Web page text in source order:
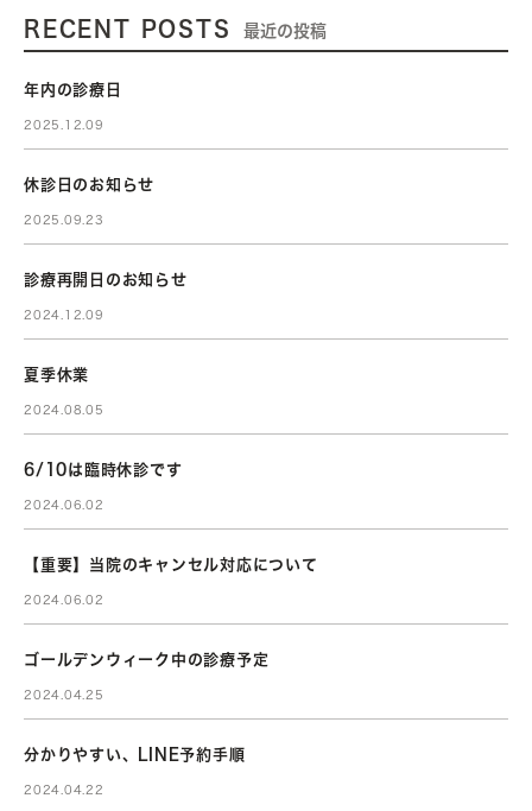
RECENT POSTS 最近の投稿
年内の診療日
2025.12.09
休診日のお知らせ
2025.09.23
診療再開日のお知らせ
2024.12.09
夏季休業
2024.08.05
6/10は臨時休診です
2024.06.02
【重要】当院のキャンセル対応について
2024.06.02
ゴールデンウィーク中の診療予定
2024.04.25
分かりやすい、LINE予約手順
2024.04.22